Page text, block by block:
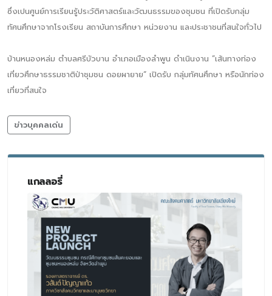
ซึ่งเปนศูนย์การเรียนรู้ประวัติศาสตร์และวัฒนธรรมของชุมชน ที่เปิดรับกลุ่ม
ทัศนศึกษาจากโรงเรียน สถาบันการศึกษา หน่วยงาน และประชาชนที่สนใจทั่วไป
บ้านหนองหล่ม ตำบลศรีบัวบาน อำเภอเมืองลำพูน ดำเนินงาน ”เส้นทางท่อง
เที่ยวศึกษาธรรมชาติป่าชุมชน ดอยผายาย“ เปิดรับ กลุ่มทัศนศึกษา หรือนักท่อง
เที่ยวที่สนใจ
ข่าวบุคคลเด่น
แกลลอรี่